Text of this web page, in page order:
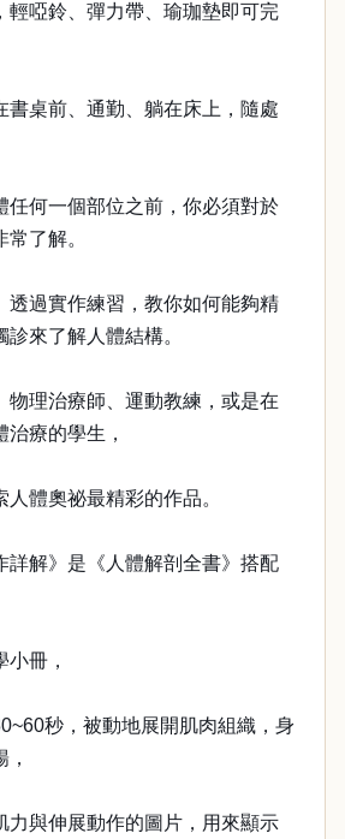
啞鈴、彈力帶、瑜珈墊即可完
桌前、通勤、躺在床上，隨處
任何一個部位之前，你必須對於
了解。
透過實作練習，教你如何能夠精
來了解人體結構。
物理治療師、運動教練，或是在
療的學生，
體奧祕最精彩的作品。
詳解》是《人體解剖全書》搭配
冊，
秒，被動地展開肌肉組織，身
力與伸展動作的圖片，用來顯示